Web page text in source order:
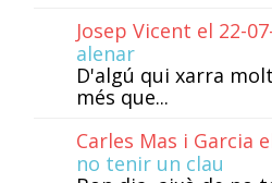
Josep Vicent el 22-
alenar
D'algú qui xarra
més que...
Carles Mas i Garcia
no tenir un clau